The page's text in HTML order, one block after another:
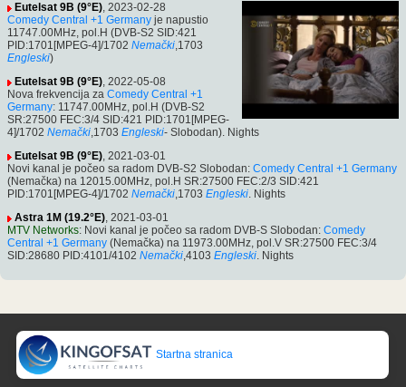
Eutelsat 9B (9°E), 2023-02-28
Comedy Central +1 Germany je napustio
11747.00MHz, pol.H (DVB-S2 SID:421
PID:1701[MPEG-4]/1702 Nemački,1703
Engleski)
Eutelsat 9B (9°E), 2022-05-08
Nova frekvencija za Comedy Central +1
Germany: 11747.00MHz, pol.H (DVB-S2
SR:27500 FEC:3/4 SID:421 PID:1701[MPEG-
4]/1702 Nemački,1703 Engleski- Slobodan). Nights
Eutelsat 9B (9°E), 2021-03-01
Novi kanal je počeo sa radom DVB-S2 Slobodan: Comedy Central +1 Germany
(Nemačka) na 12015.00MHz, pol.H SR:27500 FEC:2/3 SID:421
PID:1701[MPEG-4]/1702 Nemački,1703 Engleski. Nights
Astra 1M (19.2°E), 2021-03-01
MTV Networks: Novi kanal je počeo sa radom DVB-S Slobodan: Comedy
Central +1 Germany (Nemačka) na 11973.00MHz, pol.V SR:27500 FEC:3/4
SID:28680 PID:4101/4102 Nemački,4103 Engleski. Nights
Startna stranica